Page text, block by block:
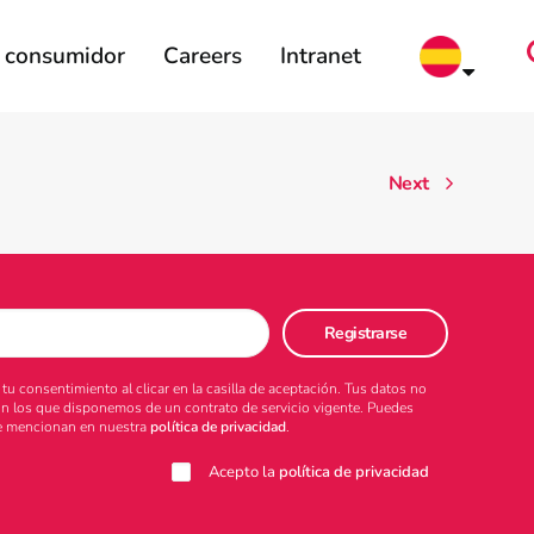
Careers Intranet
Next
consentimiento al clicar en la casilla de aceptación. Tus datos no
los que disponemos de un contrato de servicio vigente. Puedes
mencionan en nuestrapolítica de privacidad.
Acepto la política de privacidad